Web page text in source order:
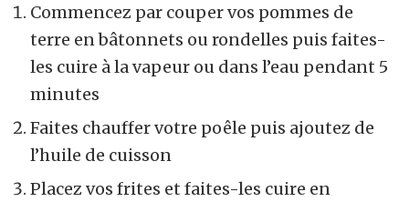
Commencez par couper vos pommes de
terre en bâtonnets ou rondelles puis faites-
les cuire à la vapeur ou dans l’eau pendant 5
minutes
Faites chauffer votre poêle puis ajoutez de
l’huile de cuisson
Placez vos frites et faites-les cuire en